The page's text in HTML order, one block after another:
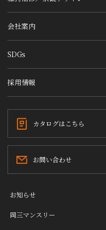
会社案内
SDGs
採用情報
カタログはこちら
お問い合わせ
お知らせ
岡三マンスリー